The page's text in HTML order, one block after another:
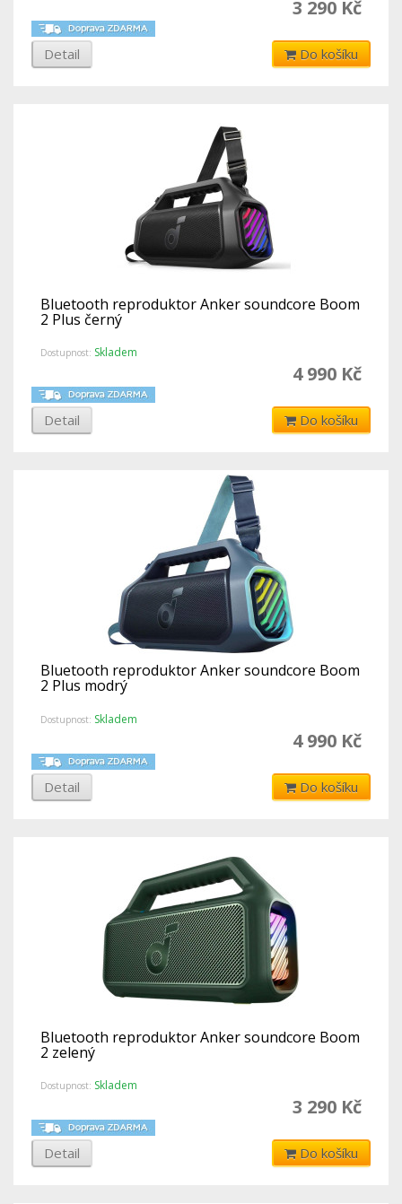
3 290 Kč
Detail Do košíku
Bluetooth reproduktor Anker soundcore Boom
2 Plus černý
Dostupnost: Skladem
4 990 Kč
Detail Do košíku
Bluetooth reproduktor Anker soundcore Boom
2 Plus modrý
Dostupnost: Skladem
4 990 Kč
Detail Do košíku
Bluetooth reproduktor Anker soundcore Boom
2 zelený
Dostupnost: Skladem
3 290 Kč
Detail Do košíku